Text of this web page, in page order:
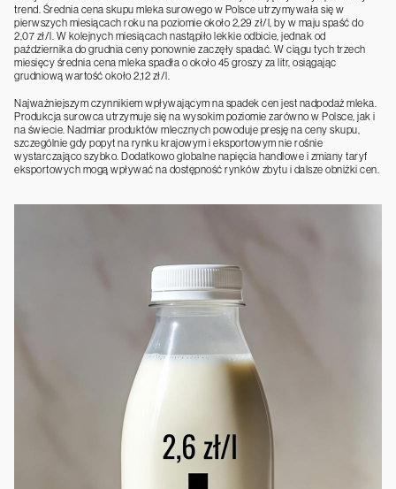
trend. Średnia cena skupu mleka surowego w Polsce utrzymywała się w
pierwszych miesiącach roku na poziomie około 2,29 zł/l, by w maju spaść do
2,07 zł/l. W kolejnych miesiącach nastąpiło lekkie odbicie, jednak od
października do grudnia ceny ponownie zaczęły spadać. W ciągu tych trzech
miesięcy średnia cena mleka spadła o około 45 groszy za litr, osiągając
grudniową wartość około 2,12 zł/l.
Najważniejszym czynnikiem wpływającym na spadek cen jest nadpodaż mleka.
Produkcja surowca utrzymuje się na wysokim poziomie zarówno w Polsce, jak i
na świecie. Nadmiar produktów mlecznych powoduje presję na ceny skupu,
szczególnie gdy popyt na rynku krajowym i eksportowym nie rośnie
wystarczająco szybko. Dodatkowo globalne napięcia handlowe i zmiany taryf
eksportowych mogą wpływać na dostępność rynków zbytu i dalsze obniżki cen.